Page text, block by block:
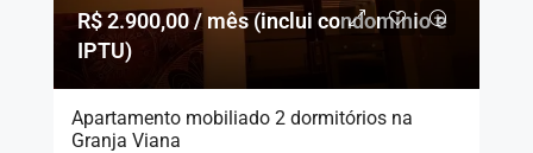
R$ 2.900,00 / mês (inclui condomínio e
IPTU)
Apartamento mobiliado 2 dormitórios na
Granja Viana